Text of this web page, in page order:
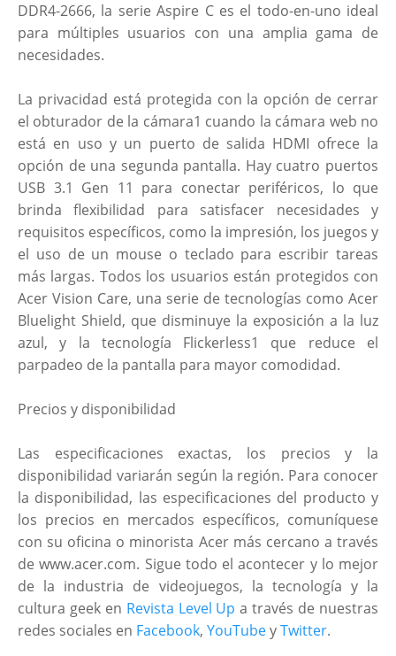
DDR4-2666, la serie Aspire C es el todo-en-uno ideal
para múltiples usuarios con una amplia gama de
necesidades.
La privacidad está protegida con la opción de cerrar
el obturador de la cámara1 cuando la cámara web no
está en uso y un puerto de salida HDMI ofrece la
opción de una segunda pantalla. Hay cuatro puertos
USB 3.1 Gen 11 para conectar periféricos, lo que
brinda flexibilidad para satisfacer necesidades y
requisitos específicos, como la impresión, los juegos y
el uso de un mouse o teclado para escribir tareas
más largas. Todos los usuarios están protegidos con
Acer Vision Care, una serie de tecnologías como Acer
Bluelight Shield, que disminuye la exposición a la luz
azul, y la tecnología Flickerless1 que reduce el
parpadeo de la pantalla para mayor comodidad.
Precios y disponibilidad
Las especificaciones exactas, los precios y la
disponibilidad variarán según la región. Para conocer
la disponibilidad, las especificaciones del producto y
los precios en mercados específicos, comuníquese
con su oficina o minorista Acer más cercano a través
de www.acer.com. Sigue todo el acontecer y lo mejor
de la industria de videojuegos, la tecnología y la
cultura geek en Revista Level Up a través de nuestras
redes sociales en Facebook, YouTubeyTwitter.